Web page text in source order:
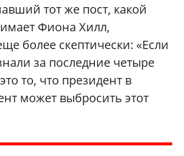
тот же пост, какой
Фиона Хилл,
более скептически: «Если
за последние четыре
то, что президент в
может выбросить этот